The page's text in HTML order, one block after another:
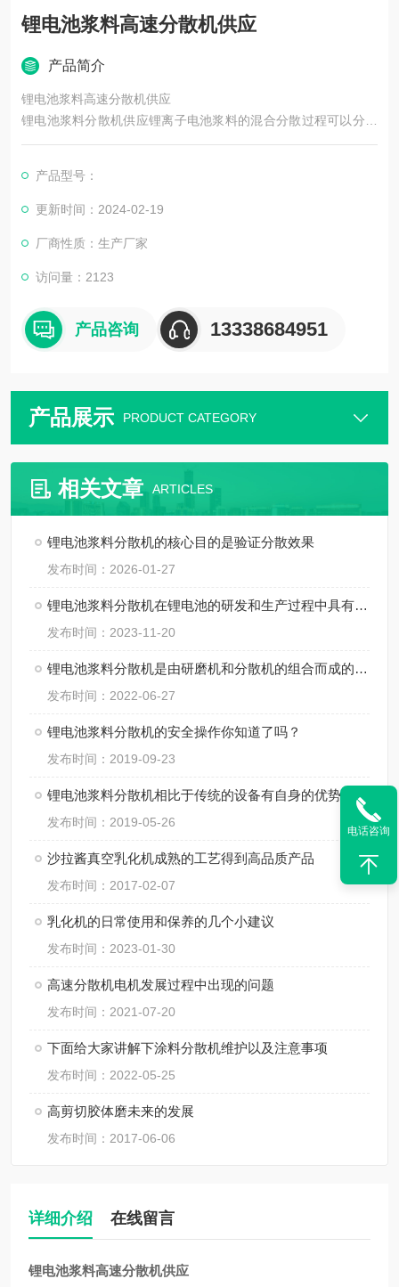
锂电池浆料高速分散机供应
产品简介
锂电池浆料高速分散机供应
锂电池浆料分散机供应锂离子电池浆料的混合分散过程可以分为
宏观混合过程和微观分散过程，这两个过程始终都会伴随着锂离
产品型号：
更新时间：2024-02-19
厂商性质：生产厂家
访问量：2123
产品咨询 13338684951
产品展示 PRODUCT CATEGORY
相关文章 ARTICLES
锂电池浆料分散机的核心目的是验证分散效果
发布时间：2026-01-27
锂电池浆料分散机在锂电池的研发和生产过程中具有非常重要的作用
发布时间：2023-11-20
锂电池浆料分散机是由研磨机和分散机的组合而成的一体化设备
发布时间：2022-06-27
锂电池浆料分散机的安全操作你知道了吗？
发布时间：2019-09-23
锂电池浆料分散机相比于传统的设备有自身的优势
发布时间：2019-05-26
沙拉酱真空乳化机成熟的工艺得到高品质产品
发布时间：2017-02-07
乳化机的日常使用和保养的几个小建议
发布时间：2023-01-30
高速分散机电机发展过程中出现的问题
发布时间：2021-07-20
下面给大家讲解下涂料分散机维护以及注意事项
发布时间：2022-05-25
高剪切胶体磨未来的发展
发布时间：2017-06-06
详细介绍 在线留言
锂电池浆料高速分散机供应
电话咨询